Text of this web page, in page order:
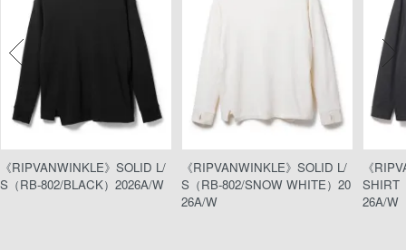
《RIPVANWINKLE》SOLID L/
S（RB-802/BLACK）2026A/W
《RIPVANWINKLE》SOLID L/
S（RB-802/SNOW WHITE）20
26A/W
《
SHIRT
26A/W